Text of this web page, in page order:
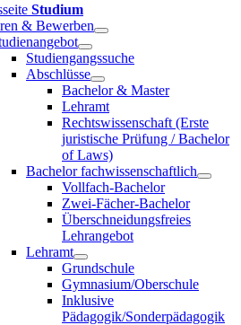
Studium
& Bewerben
Studiengangssuche
Abschlüsse
Bachelor & Master
Lehramt
Rechtswissenschaft (Erste
juristische Prüfung / Bachelor
of Laws)
Bachelor fachwissenschaftlich
Vollfach-Bachelor
Zwei-Fächer-Bachelor
Überschneidungsfreies
Lehrangebot
Lehramt
Grundschule
Gymnasium/Oberschule
Inklusive
Pädagogik/Sonderpädagogik